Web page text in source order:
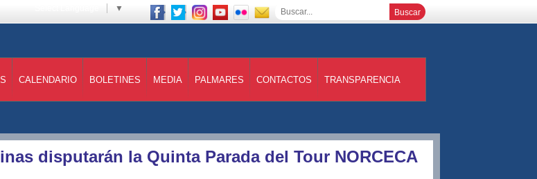
▼
CALENDARIO BOLETINES MEDIA PALMARES CONTACTOS TRANSPARENCIA
disputarán la Quinta Parada del Tour NORCECA